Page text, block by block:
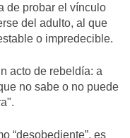
de probar el vínculo
del adulto, al que
o impredecible.
acto de rebeldía: a
no sabe o no puede
“desobediente”, es